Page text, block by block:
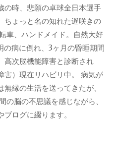
の時、悲願の卓球全日本選手
ちょっと名の知れた遅咲きの
車、ハンドメイド。自然大好
の病に倒れ、3ヶ月の昏睡期間
高次脳機能障害と診断され
害）現在リハビリ中。 病気が
縁の生活を送ってきたが、
の脳の不思議を感じながら、
ログに綴ります。